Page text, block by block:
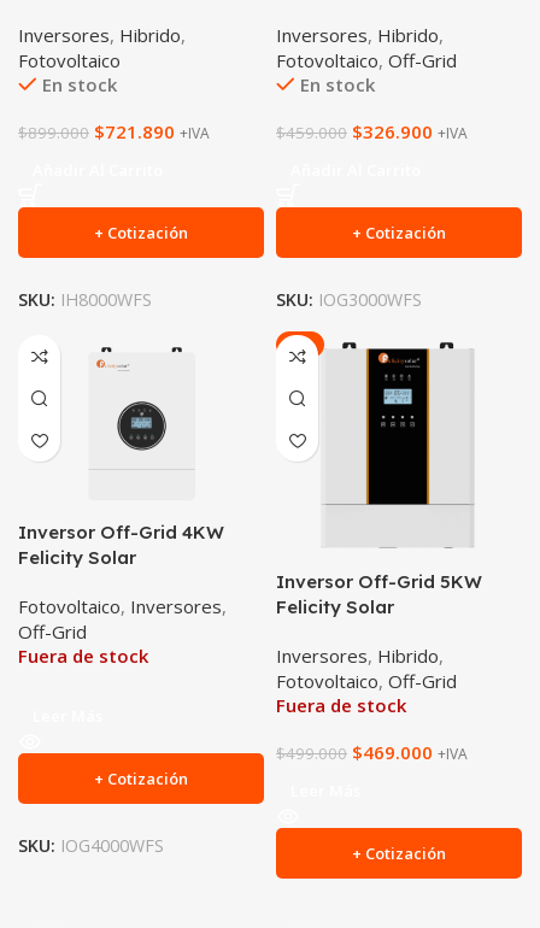
Inversores, Hibrido,
Fotovoltaico
En stock
$899.000 $721.890 +IVA
+ Cotización
SKU: IH8000WFS
Inversores, Hibrido,
Fotovoltaico, Off-Grid
En stock
$459.000 $326.900 +IVA
+ Cotización
SKU: IOG3000WFS
Inversor Off-Grid 4KW
Felicity Solar
Fotovoltaico, Inversores,
Off-Grid
Fuera de stock
+ Cotización
SKU: IOG4000WFS
-6%
Inversor Off-Grid 5KW
Felicity Solar
Inversores, Hibrido,
Fotovoltaico, Off-Grid
Fuera de stock
$499.000 $469.000 +IVA
+ Cotización